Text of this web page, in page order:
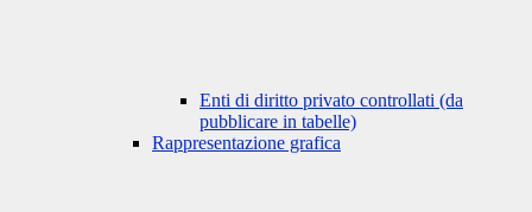
Enti di diritto privato controllati (da
pubblicare in tabelle)
Rappresentazione grafica